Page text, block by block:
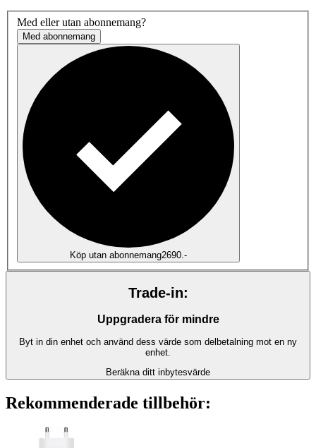
Med eller utan abonnemang?
Med abonnemang
Köp utan abonnemang2690.-
Trade-in:
Uppgradera för mindre
Byt in din enhet och använd dess värde som delbetalning mot en ny
enhet.
Beräkna ditt inbytesvärde
Rekommenderade tillbehör: